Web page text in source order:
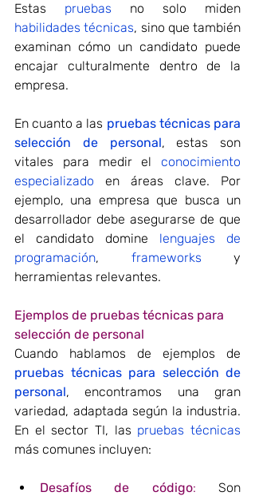
Estas pruebas
habilidades técnicas, sino que también
examinan cómo un candidato puede
encajar culturalmente dentro de la
empresa.
En cuanto a las pruebas técnicas para
selección de personal, estas son
vitales para medir el conocimiento
especializado en áreas clave. Por
ejemplo, una empresa que busca un
desarrollador debe asegurarse de que
el candidato domine lenguajes de
programación, frameworks y
herramientas relevantes.
Ejemplos de pruebas técnicas para
selección de personal
Cuando hablamos de ejemplos de
pruebas técnicas para selección de
personal, encontramos una gran
variedad, adaptada según la industria.
En el sector TI, las pruebas técnicas
más comunes incluyen:
Desafíos de código: Son